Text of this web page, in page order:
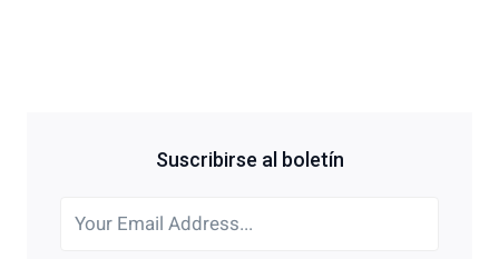
Suscribirse al boletín